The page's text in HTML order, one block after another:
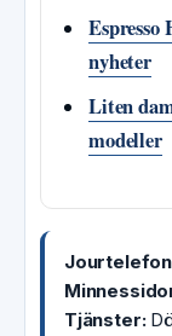
nyheter
Liten
modeller
Tjänster: